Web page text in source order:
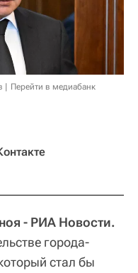
Перейти в медиабанк
- РИА Новости.
города-
стал бы